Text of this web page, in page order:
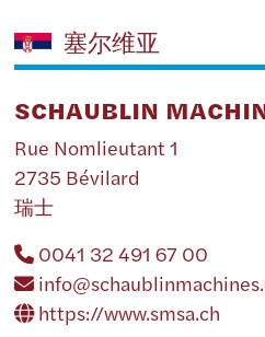
塞尔维亚
SCHAUBLIN
Rue Nomlieutant 1
2735 Bévilard
瑞士
0041 32 491 67 00
https://www.smsa.ch